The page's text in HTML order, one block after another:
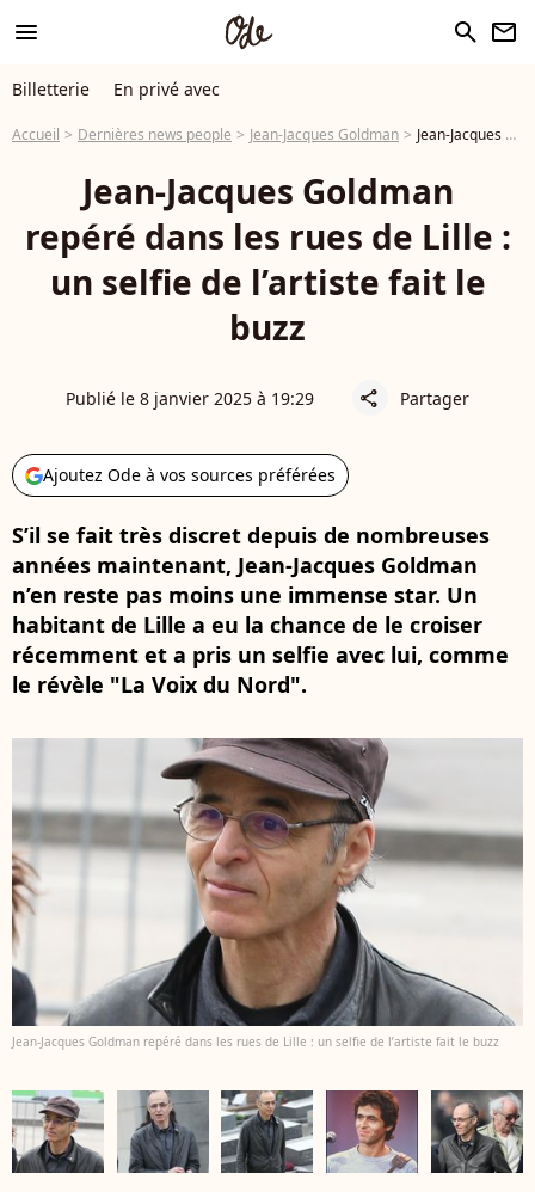
menu search newsletter
Billetterie En privé avec
Accueil Dernières news people Jean-Jacques Goldman Jean-Jacques Goldman repéré dans les rues de Lille : un selfie de l’artiste fait le buzz
Jean-Jacques Goldman
repéré dans les rues de Lille :
un selfie de l’artiste fait le
buzz
Publié le 8 janvier 2025 à 19:29 share Partager
Ajoutez Ode à vos sources préférées
S’il se fait très discret depuis de nombreuses
années maintenant, Jean-Jacques Goldman
n’en reste pas moins une immense star. Un
habitant de Lille a eu la chance de le croiser
récemment et a pris un selfie avec lui, comme
le révèle "La Voix du Nord".
Jean-Jacques Goldman repéré dans les rues de Lille : un selfie de l’artiste fait le buzz